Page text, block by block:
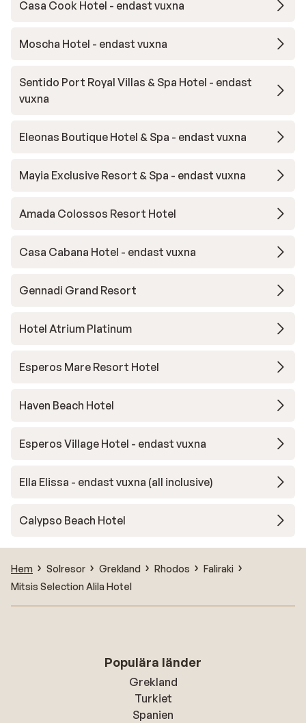
Casa Cook Hotel - endast vuxna
Moscha Hotel - endast vuxna
Sentido Port Royal Villas & Spa Hotel - endast
vuxna
Eleonas Boutique Hotel & Spa - endast vuxna
Mayia Exclusive Resort & Spa - endast vuxna
Amada Colossos Resort Hotel
Casa Cabana Hotel - endast vuxna
Gennadi Grand Resort
Hotel Atrium Platinum
Esperos Mare Resort Hotel
Haven Beach Hotel
Esperos Village Hotel - endast vuxna
Ella Elissa - endast vuxna (all inclusive)
Calypso Beach Hotel
Hem Solresor Grekland Rhodos
Faliraki
Mitsis Selection Alila Hotel
Populära länder
Grekland
Turkiet
Spanien